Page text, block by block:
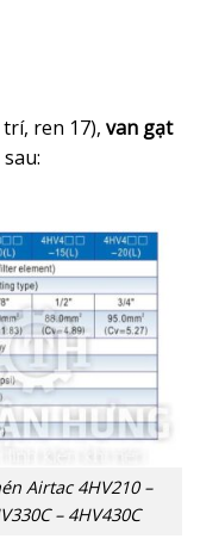
ren 17), van gạt
Airtac 4HV210 –
– 4HV430C